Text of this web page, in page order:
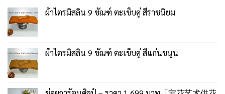
ผ้าไตรมิสลิน 9 ขัณฑ์ ตะเข็บคู่ สีราชนิยม
ผ้าไตรมิสลิน 9 ขัณฑ์ ตะเข็บคู่ สีแก่นขนุน